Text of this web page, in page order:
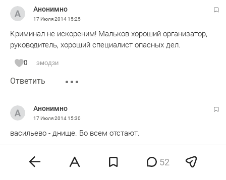
Анонимно
17 Июля 201415:25
Криминал не искореним! Мальков хороший организатор,
руководитель, хороший специалист опасных дел.
0 эмодзи
Ответить
Анонимно
17 Июля 201415:30
васильево - днище. Во всем отстают.
Показать ответы 1Ответить
52